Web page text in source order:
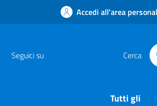
Accedi all'area
Seguici su https:// Cerca
Tutti gli